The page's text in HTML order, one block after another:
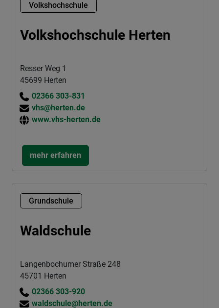
Volkshochschule
Volkshochschule Herten
Resser Weg 1
45699 Herten
02366 303-831
vhs@herten.de
www.vhs-herten.de
mehr erfahren
Grundschule
Waldschule
Langenbochumer Straße 248
45701 Herten
02366 303-920
waldschule@herten.de